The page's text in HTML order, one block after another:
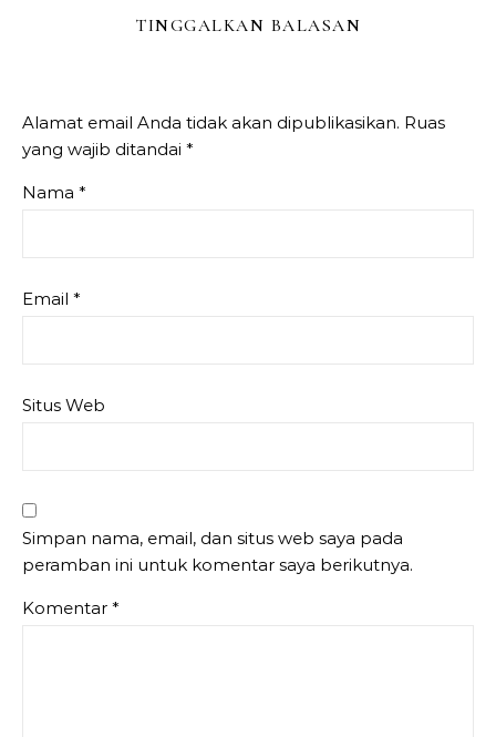
TINGGALKAN BALASAN
Alamat email Anda tidak akan dipublikasikan. Ruas
yang wajib ditandai *
Nama *
Email *
Situs Web
Simpan nama, email, dan situs web saya pada
peramban ini untuk komentar saya berikutnya.
Komentar *